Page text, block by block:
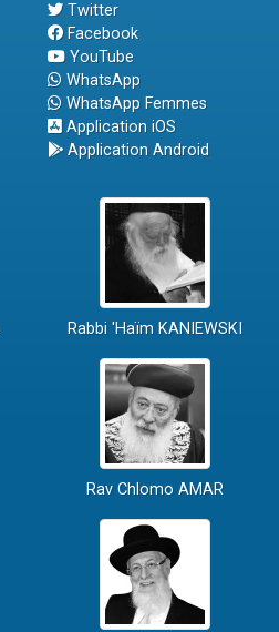
Twitter
Facebook
YouTube
WhatsApp
WhatsApp Femmes
Application iOS
Application Android
Rabbi 'Haïm KANIEWSKI
Rav Chlomo AMAR